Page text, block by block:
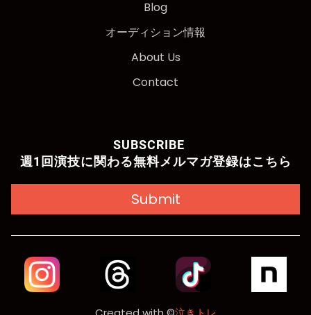
Blog
オーディション情報
About Us
Contact
SUBSCRIBE
週1回演技に関わる無料メルマガ登録はこちら
Submit